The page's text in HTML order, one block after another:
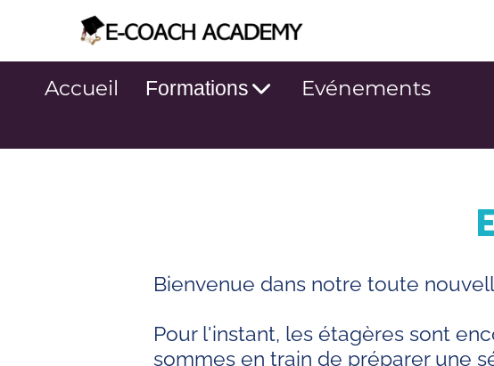
Accueil Formations Evénements
Bienvenue dans notre toute
Pour l'instant, les étagères sont
sommes en train de préparer une